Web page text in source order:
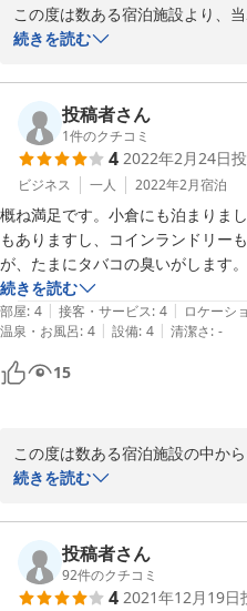
この度は数ある宿泊施設より、
とうございます。
また、フロントスタッフへのお
大変嬉しく思います。重ねてお
今後もお客様に心地よくお過ご
進して参ります。
お部屋の荷物を置くスペースに
見を基に、より快適にお過ごし
おります。
この度はご多忙の中貴重なご意
お客様のまたのご利用、心よりお
続きを読む
投稿者さん
1件のクチコミ
4 2022年2月24日
ビジネス 一人 2022年2月宿泊
概ね満足です。小倉にも泊まりま
もありますし、コインランドリー
が、たまにタバコの臭いがします
ティは歯ブラシの形状がかわって
ありませんが。
続きを読む
部屋: 4 | 接客・サービス: 4 | ロケーシ
温泉・お風呂: 4 | 設備: 4 | 清潔さ: -
15
この度は数ある宿泊施設の中か
礼申し上げます。
す。
禁煙のお部屋からおタバコのに
にご不快な思いを強いる結果と
後はご指摘頂きましたご意見を
続きを読む
投稿者さん
92件のクチコミ
4 2021年12月19日